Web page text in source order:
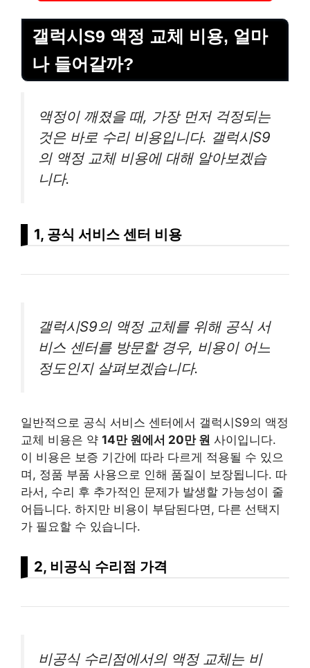
갤럭시S9 액정 교체 비용, 얼마
나 들어갈까?
액정이 깨졌을 때, 가장 먼저 걱정되는
것은 바로 수리 비용입니다. 갤럭시S9
의 액정 교체 비용에 대해 알아보겠습
니다.
1, 공식 서비스 센터 비용
갤럭시S9의 액정 교체를 위해 공식 서
비스 센터를 방문할 경우, 비용이 어느
정도인지 살펴보겠습니다.
일반적으로 공식 서비스 센터에서 갤럭시S9의 액정
교체 비용은 약 14만 원에서 20만 원 사이입니다.
이 비용은 보증 기간에 따라 다르게 적용될 수 있으
며, 정품 부품 사용으로 인해 품질이 보장됩니다. 따
라서, 수리 후 추가적인 문제가 발생할 가능성이 줄
어듭니다. 하지만 비용이 부담된다면, 다른 선택지
가 필요할 수 있습니다.
2, 비공식 수리점 가격
비공식 수리점에서의 액정 교체는 비